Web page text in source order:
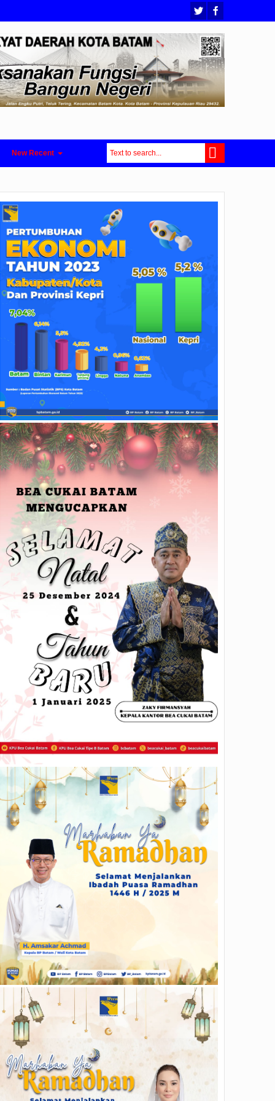
New Recent